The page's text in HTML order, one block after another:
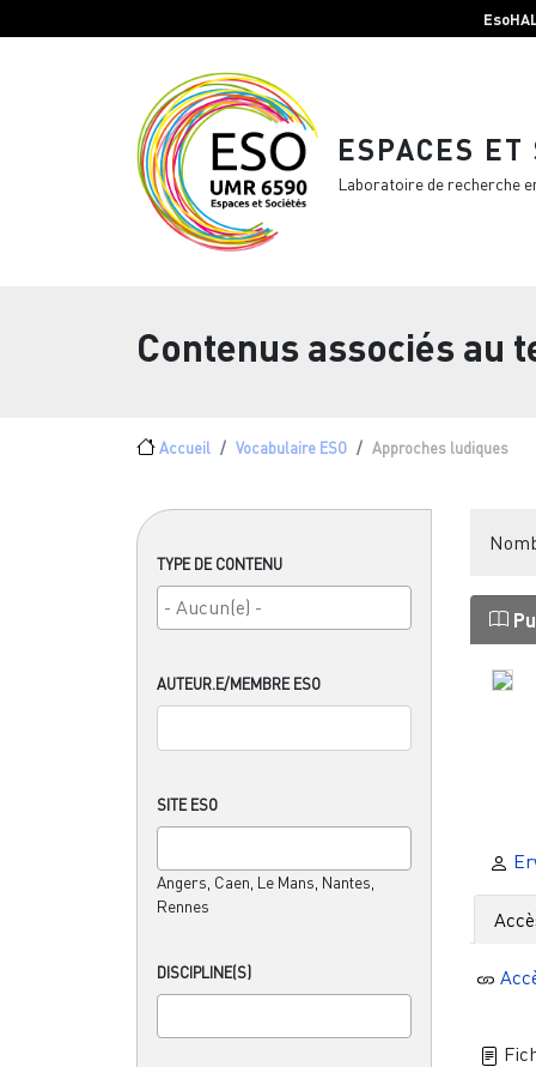
ESPACES ET
Laboratoire de recherche
Contenus associés au
Fil d'Ariane
Accueil Vocabulaire ESO Approches ludiques
TYPE DE CONTENU
AUTEUR.E/MEMBRE ESO
SITE ESO
Angers, Caen, Le Mans, Nantes,
Rennes
DISCIPLINE(S)